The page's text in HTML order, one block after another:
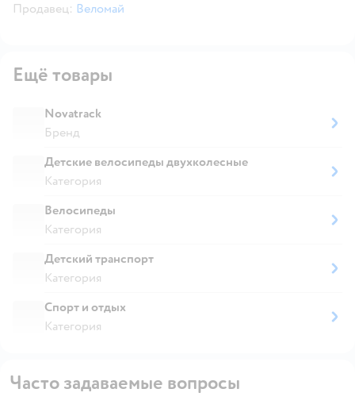
Продавец: Веломай
Ещё товары
Novatrack
Бренд
Детские велосипеды двухколесные
Категория
Велосипеды
Категория
Детский транспорт
Категория
Спорт и отдых
Категория
Часто задаваемые вопросы